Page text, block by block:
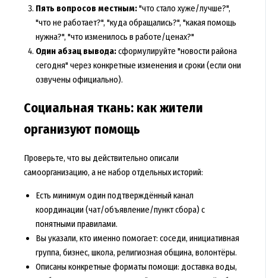
Пять вопросов местным:"что стало хуже/лучше?",
"что не работает?", "куда обращались?", "какая помощь
нужна?", "что изменилось в работе/ценах?"
Один абзац вывода:сформулируйте "новости района
сегодня" через конкретные изменения и сроки (если они
озвучены официально).
Социальная ткань: как жители
организуют помощь
Проверьте, что вы действительно описали
самоорганизацию, а не набор отдельных историй:
Есть минимум один подтверждённый канал
координации (чат/объявление/пункт сбора) с
понятными правилами.
Вы указали, кто именно помогает: соседи, инициативная
группа, бизнес, школа, религиозная община, волонтёры.
Описаны конкретные форматы помощи: доставка воды,